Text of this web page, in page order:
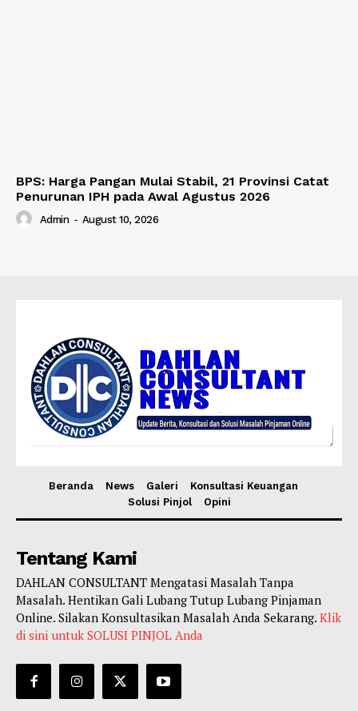
BPS: Harga Pangan Mulai Stabil, 21 Provinsi Catat
Penurunan IPH pada Awal Agustus 2026
Admin - August 10, 2026
Beranda News Galeri
Konsultasi Keuangan
Solusi Pinjol
Opini
Tentang Kami
DAHLAN CONSULTANT Mengatasi Masalah Tanpa
Masalah. Hentikan Gali Lubang Tutup Lubang Pinjaman
Online. Silakan Konsultasikan Masalah Anda Sekarang. Klik
di sini untuk SOLUSI PINJOL Anda